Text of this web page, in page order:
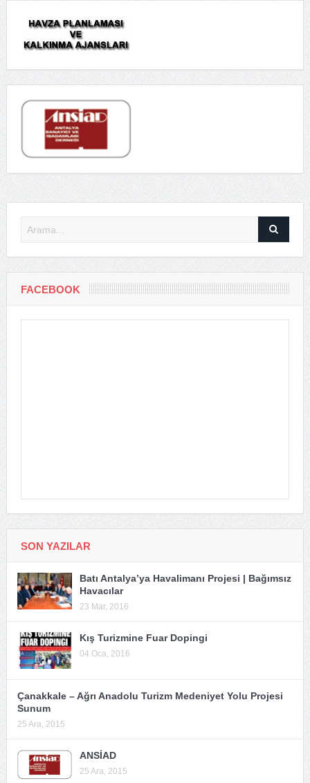
FACEBOOK
SON YAZILAR
Batı Antalya’ya Havalimanı Projesi | Bağımsız
Havacılar
23 Mar, 2016
Kış Turizmine Fuar Dopingi
04 Oca, 2016
Çanakkale – Ağrı Anadolu Turizm Medeniyet Yolu Projesi
Sunum
25 Ara, 2015
ANSİAD
25 Ara, 2015